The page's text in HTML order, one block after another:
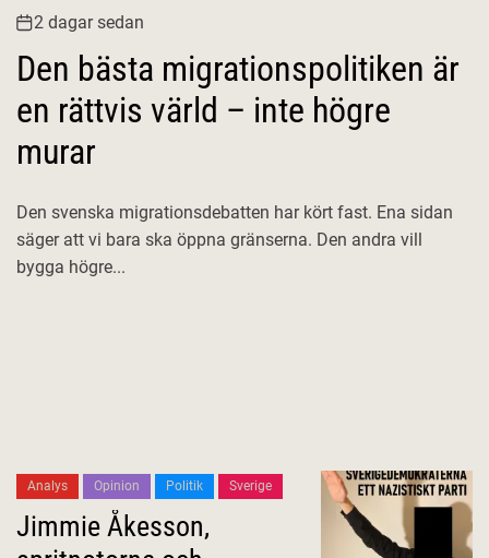
2 dagar sedan
Den bästa migrationspolitiken är
en rättvis värld – inte högre
murar
Den svenska migrationsdebatten har kört fast. Ena sidan
säger att vi bara ska öppna gränserna. Den andra vill
bygga högre...
Analys Opinion Politik Sverige
Jimmie Åkesson,